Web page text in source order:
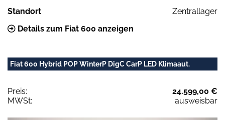
Standort
Zentrallager
Details zum Fiat 600 anzeigen
Fiat 600 Hybrid POP WinterP DigC CarP LED Klimaaut.
Preis:
24.599,00 €
MWSt:
ausweisbar